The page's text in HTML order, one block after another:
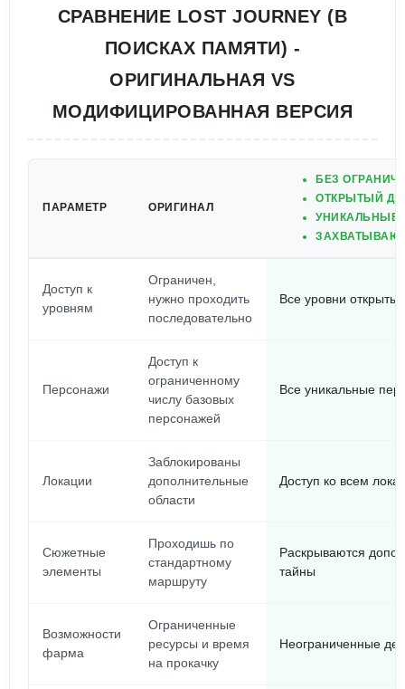
СРАВНЕНИЕ LOST JOURNEY (В
ПОИСКАХ ПАМЯТИ) -
ОРИГИНАЛЬНАЯ VS
МОДИФИЦИРОВАННАЯ ВЕРСИЯ
ПАРАМЕТР ОРИГИНАЛ
БЕЗ
ОТКРЫТЫЙ
УНИКАЛЬНЫЕ
Доступ к
уровням
Ограничен,
нужно проходить
последовательно
Все уровни открыты
Персонажи
Доступ к
ограниченному
числу базовых
персонажей
Все уникальные
Локации
Заблокированы
дополнительные
области
Доступ ко всем
Сюжетные
элементы
Проходишь по
стандартному
маршруту
Раскрываются
тайны
Возможности
фарма
Ограниченные
ресурсы и время
на прокачку
Неограниченные